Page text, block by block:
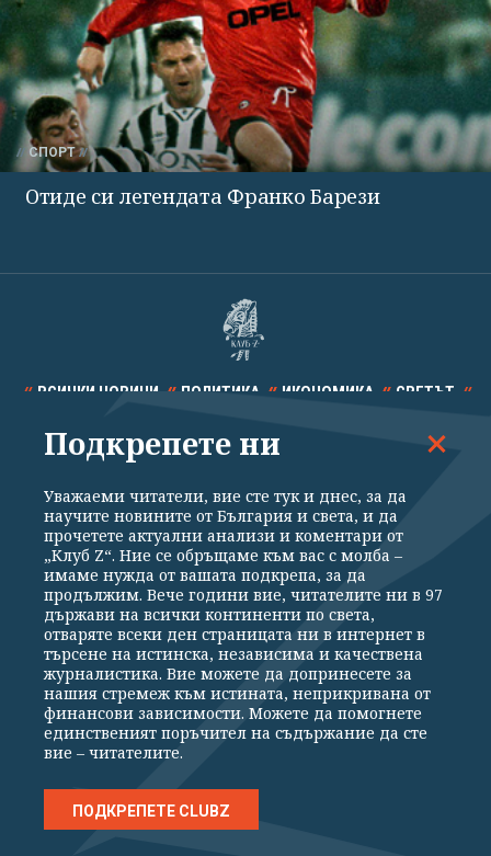
СПОРТ
Отиде си легендата Франко Барези
ВСИЧКИ НОВИНИ ПОЛИТИКА ИКОНОМИКА СВЕТЪТ
СПОРТ КУЛТУРА ТЕХНОЛОГИИ КАЛЕЙДОСКОП
Общи условия
Политика за поверителност
Реклама
Партньори Контакти
За Клуб Z
Екип
Подкрепете ни
Издател на www.clubz.bg е „Клуб Зебра Медия“ ЕООД, София, ул. "Алеко
Константинов" 3. Всички права запазени 2026 „Клуб Зебра Медия“
Препечатването на материали, снимки и видео от www.clubz.bg без
разрешение ще бъде преследвано по съдебен път, съгласно
ОБЩИТЕ УСЛОВИЯ
Подкрепете ни
Уважаеми читатели, вие сте тук и днес, за да
научите новините от България и света, и да
прочетете актуални анализи и коментари от
„Клуб Z“. Ние се обръщаме към вас с молба –
имаме нужда от вашата подкрепа, за да
продължим. Вече години вие, читателите ни в 97
държави на всички континенти по света,
отваряте всеки ден страницата ни в интернет в
търсене на истинска, независима и качествена
журналистика. Вие можете да допринесете за
нашия стремеж към истината, неприкривана от
финансови зависимости. Можете да помогнете
единственият поръчител на съдържание да сте
вие – читателите.
ПОДКРЕПЕТЕ CLUBZ